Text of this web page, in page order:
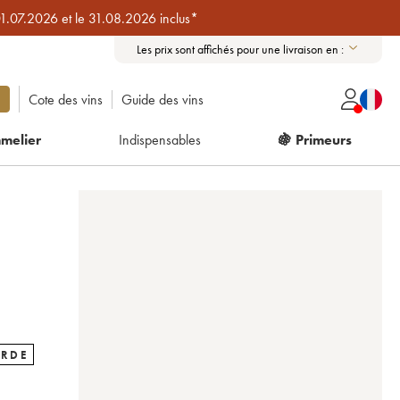
et le 31.08.2026 inclus*
Les prix sont affichés pour une livraison en :
Cote des vins Guide des vins
Indispensables 🍇 Primeurs